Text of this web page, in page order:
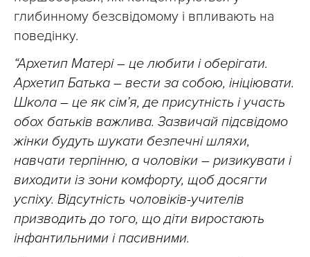
глибинному безсвідомому і впливають на
поведінку.
“Архетип Матері – це любити і оберігати.
Архетип Батька – вести за собою, ініціювати.
Школа – це як сім’я, де присутність і участь
обох батьків важлива. Зазвичай підсвідомо
жінки будуть шукати безпечні шляхи,
навчати терпінню, а чоловіки – ризикувати і
виходити із зони комфорту, щоб досягти
успіху. Відсутність чоловіків-учителів
призводить до того, що діти виростають
інфантильними і пасивними.